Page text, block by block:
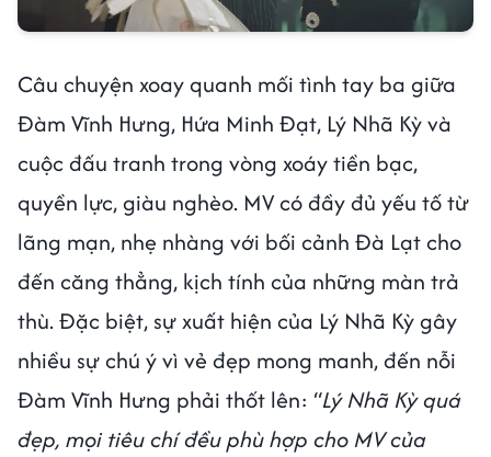
Câu chuyện xoay quanh mối tình tay ba giữa
Đàm Vĩnh Hưng, Hứa Minh Đạt, Lý Nhã Kỳ và
cuộc đấu tranh trong vòng xoáy tiền bạc,
quyền lực, giàu nghèo. MV có đầy đủ yếu tố từ
lãng mạn, nhẹ nhàng với bối cảnh Đà Lạt cho
đến căng thẳng, kịch tính của những màn trả
thù. Đặc biệt, sự xuất hiện của Lý Nhã Kỳ gây
nhiều sự chú ý vì vẻ đẹp mong manh, đến nỗi
Đàm Vĩnh Hưng phải thốt lên: “Lý Nhã Kỳ quá
đẹp, mọi tiêu chí đều phù hợp cho MV của